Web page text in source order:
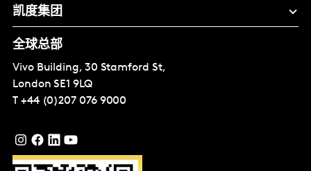
凯度集团
全球总部
Vivo Building, 30 Stamford St,
London SE1 9LQ
T +44 (0)207 076 9000